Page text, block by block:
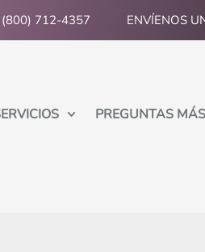
(800) 712-4357 ENVÍENOS
PREGUNTAS